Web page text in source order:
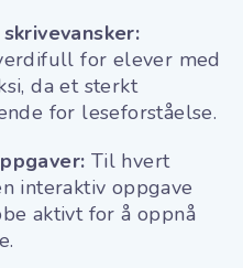
for elever med
da et sterkt
for leseforståelse.
Til hvert
interaktiv oppgave
aktivt for å oppnå